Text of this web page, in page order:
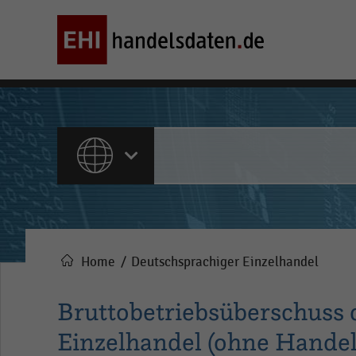
ALLE INHALTE
Pfadnavigation
Home Deutschsprachiger Einzelhandel
Einzelhandel (ohne